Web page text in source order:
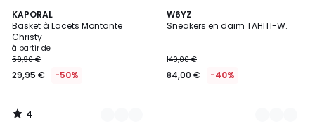
KAPORAL
Basket à Lacets Montante
Christy
à partir de
59,90 €
29,95 € -50%
4
/
5
3
Couleurs
4
/
W6YZ
Sneakers en daim TAHITI-W.
140,00 €
84,00 € -40%
3
Couleurs